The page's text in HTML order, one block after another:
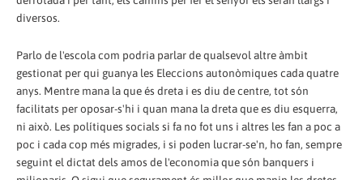
diversos.
Parlo de l'escola com podria parlar de qualsevol altre àmbit
gestionat per qui guanya les Eleccions autonòmiques cada quatre
anys. Mentre mana la que és dreta i es diu de centre, tot són
facilitats per oposar-s'hi i quan mana la dreta que es diu esquerra,
ni això. Les polítiques socials si fa no fot uns i altres les fan a poc a
poc i cada cop més migrades, i si poden lucrar-se'n, ho fan, sempre
seguint el dictat dels amos de l'economia que són banquers i